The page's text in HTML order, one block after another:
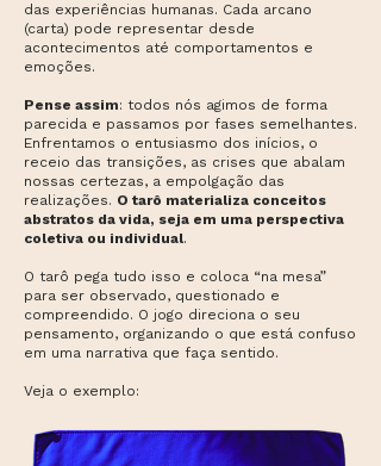
das experiências humanas. Cada arcano
(carta) pode representar desde
acontecimentos até comportamentos e
emoções.
Pense assim: todos nós agimos de forma
parecida e passamos por fases semelhantes.
Enfrentamos o entusiasmo dos inícios, o
receio das transições, as crises que abalam
nossas certezas, a empolgação das
realizações. O tarô materializa conceitos
abstratos da vida, seja em uma perspectiva
coletiva ou individual.
O tarô pega tudo isso e coloca “na mesa”
para ser observado, questionado e
compreendido. O jogo direciona o seu
pensamento, organizando o que está confuso
em uma narrativa que faça sentido.
Veja o exemplo: